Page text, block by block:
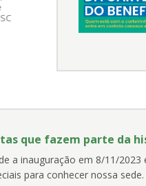
que fazem parte da
a inauguração em 8/11/
para conhecer nossa sede.